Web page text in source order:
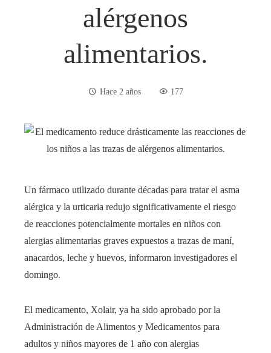
alérgenos
alimentarios.
Hace 2 años 177
Un fármaco utilizado durante décadas para tratar el asma
alérgica y la urticaria redujo significativamente el riesgo
de reacciones potencialmente mortales en niños con
alergias alimentarias graves expuestos a trazas de maní,
anacardos, leche y huevos, informaron investigadores el
domingo.
El medicamento, Xolair, ya ha sido aprobado por la
Administración de Alimentos y Medicamentos para
adultos y niños mayores de 1 año con alergias